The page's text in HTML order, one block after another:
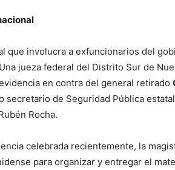
que involucra a exfuncionarios del
jueza federal del Distrito Sur de
en contra del general retirado
secretario de Seguridad Pública
Rocha.
celebrada recientemente, la
para organizar y entregar el